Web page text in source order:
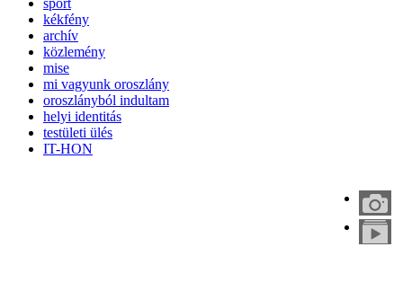
kékfény
archív
közlemény
mise
mi vagyunk oroszlány
oroszlányból indultam
helyi identitás
testületi ülés
IT-HON